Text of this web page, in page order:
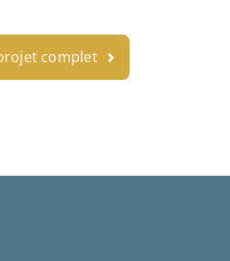
complet